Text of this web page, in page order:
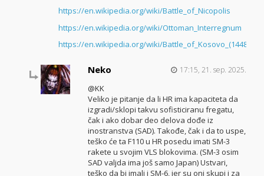
https://en.wikipedia.org/wiki/Battle_of_Nicopolis
https://en.wikipedia.org/wiki/Ottoman_Interregnum
https://en.wikipedia.org/wiki/Battle_of_Kosovo_(1448)
Neko 17:15, 21. sep. 2025.
@KK
Veliko je pitanje da li HR ima kapaciteta da
izgradi/sklopi takvu sofisticiranu fregatu,
čak i ako dobar deo delova dođe iz
inostranstva (SAD). Takođe, čak i da to uspe,
teško će ta F110 u HR posedu imati SM-3
rakete u svojim VLS blokovima. (SM-3 osim
SAD valjda ima još samo Japan) Ustvari,
teško da bi imali i SM-6, jer su oni skupi i za